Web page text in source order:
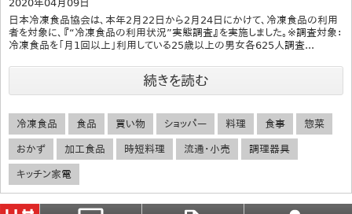
2020年04月09日
日本冷凍食品協会は、本年2月22日から2月24日にかけて、冷凍食品の利用
者を対象に、『“冷凍食品の利用状況”実態調査』を実施しました。※調査対象：
冷凍食品を「月1回以上」利用している25歳以上の男女各625人調査...
続きを読む
冷凍食品 食品 買い物 ショッパー 料理 食事 惣菜
おかず 加工食品 時短料理 流通・小売 調理器具
キッチン家電